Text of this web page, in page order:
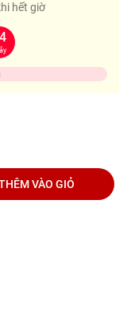
hết giờ
VÀO GIỎ